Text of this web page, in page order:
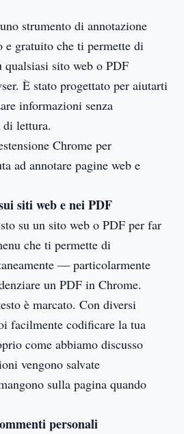
strumento di annotazione
e gratuito che ti permette di
sito web o PDF
È stato progettato per aiutarti
informazioni senza
lettura.
Chrome per
ad annotare pagine web e
siti webe nei PDF
su un sito web o PDF per far
che ti permette di
— particolarmente
un PDF in Chrome.
è marcato. Con diversi
facilmente codificare la tua
come abbiamo discusso
vengono salvate
sulla pagina quando
personali